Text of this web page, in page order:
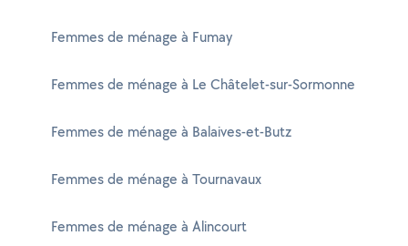
Femmes de ménage à Fumay
Femmes de ménage à Le Châtelet-sur-Sormonne
Femmes de ménage à Balaives-et-Butz
Femmes de ménage à Tournavaux
Femmes de ménage à Alincourt